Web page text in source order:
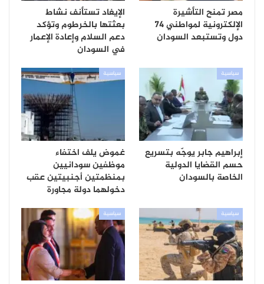
مصر تمنح التأشيرة
الإلكترونية لمواطني 74
دول وتستبعد السودان
الإيغاد تستأنف نشاط
بعثتها بالخرطوم وتؤكد
دعم السلام وإعادة الإعمار
في السودان
سياسية
إبراهيم جابر يوجّه بتسريع
حسم القضايا الدولية
الخاصة بالسودان
سياسية
غموض يلف اختفاء
موظفين سودانيين
بمنظمتين أجنبيتين عقب
دخولهما دولة مجاورة
سياسية سياسية